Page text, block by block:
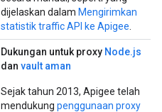
dijelaskan dalam Mengirimkan
statistik traffic API ke Apigee
Dukungan untuk proxy Node.js
dan vault aman
Sejak tahun 2013, Apigee telah
mendukung penggunaan proxy